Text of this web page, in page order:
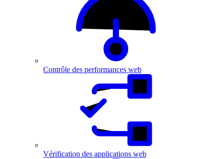
Contrôle des performances web
Vérification des applications web